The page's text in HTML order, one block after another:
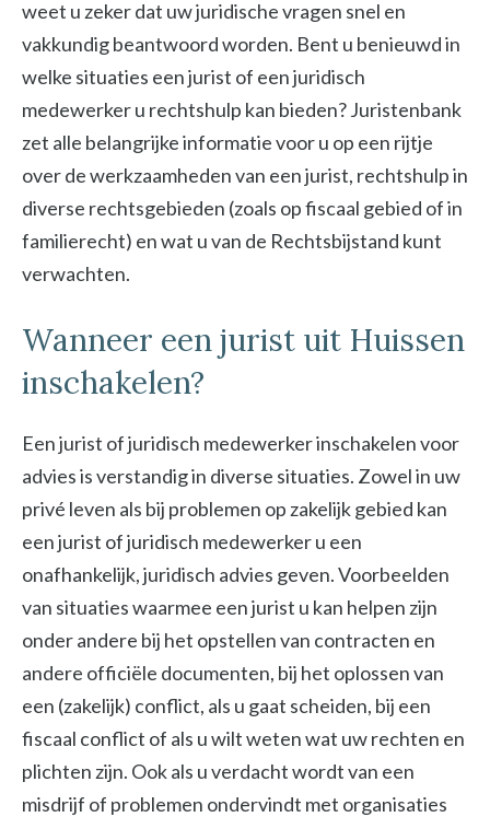
weet u zeker dat uw juridische vragen snel en
vakkundig beantwoord worden. Bent u benieuwd in
welke situaties een jurist of een juridisch
medewerker u rechtshulp kan bieden? Juristenbank
zet alle belangrijke informatie voor u op een rijtje
over de werkzaamheden van een jurist, rechtshulp in
diverse rechtsgebieden (zoals op fiscaal gebied of in
familierecht) en wat u van de Rechtsbijstand kunt
verwachten.
Wanneer een jurist uit Huissen
inschakelen?
Een jurist of juridisch medewerker inschakelen voor
advies is verstandig in diverse situaties. Zowel in uw
privé leven als bij problemen op zakelijk gebied kan
een jurist of juridisch medewerker u een
onafhankelijk, juridisch advies geven. Voorbeelden
van situaties waarmee een jurist u kan helpen zijn
onder andere bij het opstellen van contracten en
andere officiële documenten, bij het oplossen van
een (zakelijk) conflict, als u gaat scheiden, bij een
fiscaal conflict of als u wilt weten wat uw rechten en
plichten zijn. Ook als u verdacht wordt van een
misdrijf of problemen ondervindt met organisaties